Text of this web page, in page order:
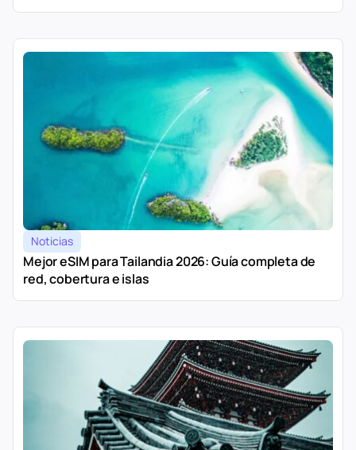
Noticias
Mejor eSIM para Tailandia 2026: Guía completa de
red, cobertura e islas